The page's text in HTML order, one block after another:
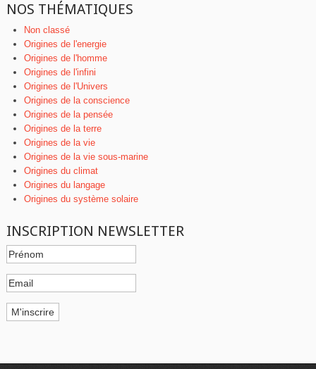
NOS THÉMATIQUES
Non classé
Origines de l'energie
Origines de l'homme
Origines de l'infini
Origines de l'Univers
Origines de la conscience
Origines de la pensée
Origines de la terre
Origines de la vie
Origines de la vie sous-marine
Origines du climat
Origines du langage
Origines du système solaire
INSCRIPTION NEWSLETTER